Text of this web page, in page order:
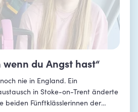
wenn du Angst hast“
nie in England. Ein
in Stoke-on-Trent änderte
beiden Fünftklässlerinnen der